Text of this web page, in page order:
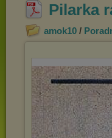
Pilarka
amok10 /